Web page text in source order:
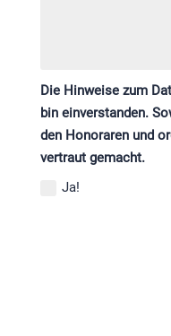
Die Hinweise zum
bin einverstanden.
den Honoraren und
vertraut gemacht.
Ja!